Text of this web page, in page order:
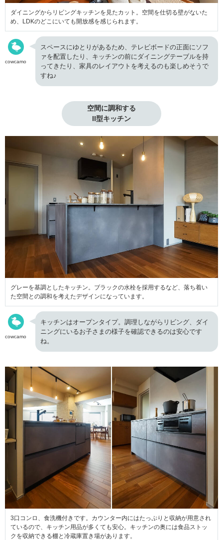
ダイニングからリビングキッチンを見たカット。空間を仕切る壁がないた
め、LDKのどこにいても開放感を感じられます。
cowcamo
スペースにゆとりがあるため、テレビボードの正面にソフ
ァを配置したり、キッチンの前にダイニングテーブルを持
ってきたり、家具のレイアウトを考えるのも楽しめそうで
すね♪
空間に調和する
II型キッチン
グレーを基調としたキッチン。ブラックの水栓を採用するなど、落ち着い
た空間との調和を考えたデザインになっています。
cowcamo
キッチンはオープンタイプ。調理しながらリビング、ダイ
ニングにいるお子さまの様子を確認できるのは安心です
ね。
3口コンロ、食洗機付きです。カウンター内にはたっぷりと収納が用意され
ているので、キッチン用品が多くても安心。キッチンの奥には食品ストッ
クを収納できる棚と冷蔵庫置き場があります。